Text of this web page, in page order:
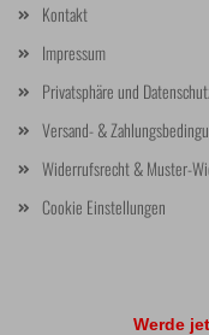
Kontakt
Impressum
Privatsphäre und
Versand- &
Widerrufsrecht & Muster-
Cookie Einstellungen
Werde